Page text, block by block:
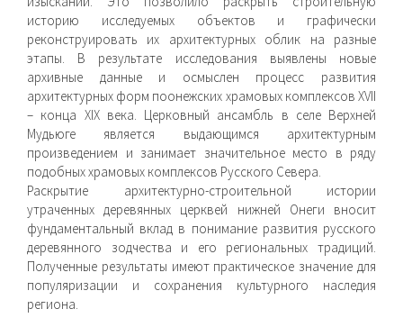
историю исследуемых объектов и графически
реконструировать их архитектурных облик на разные
этапы. В результате исследования выявлены новые
архивные данные и осмыслен процесс развития
архитектурных форм поонежских храмовых комплексов XVII
– конца XIX века. Церковный ансамбль в селе Верхней
Мудьюге является выдающимся архитектурным
произведением и занимает значительное место в ряду
подобных храмовых комплексов Русского Севера.
Раскрытие архитектурно-строительной истории
утраченных деревянных церквей нижней Онеги вносит
фундаментальный вклад в понимание развития русского
деревянного зодчества и его региональных традиций.
Полученные результаты имеют практическое значение для
популяризации и сохранения культурного наследия
региона.